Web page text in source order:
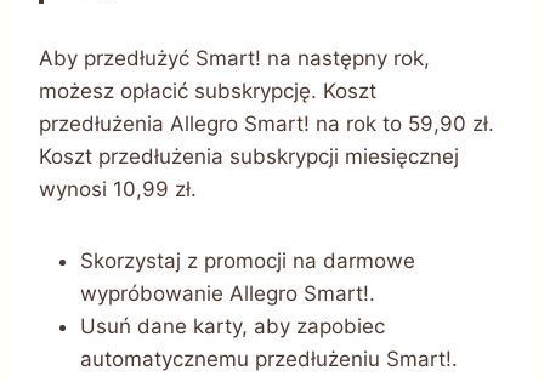
Aby przedłużyć Smart! na następny rok,
możesz opłacić subskrypcję. Koszt
przedłużenia Allegro Smart! na rok to 59,90 zł.
Koszt przedłużenia subskrypcji miesięcznej
wynosi 10,99 zł.
Skorzystaj z promocji na darmowe
wypróbowanie Allegro Smart!.
Usuń dane karty, aby zapobiec
automatycznemu przedłużeniu Smart!.